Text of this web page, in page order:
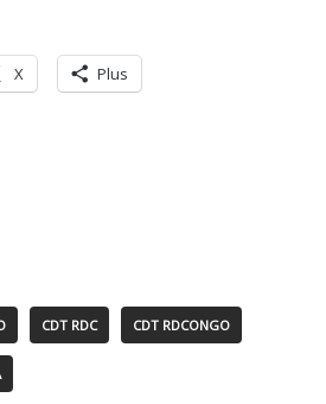
X Plus
CDT RDC CDT RDCONGO